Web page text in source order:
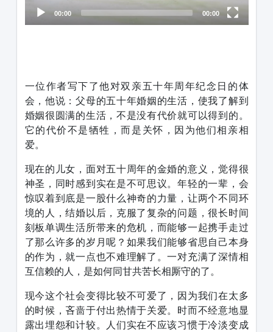
00:00 00:00
一位作者写下了他对双亲五十年周年纪念日的体
会，他说：父母的五十年婚姻的生活，使我了解到
婚姻很圆满的生活，不是没有代价就可以得到的。
它的代价不是牺牲，而是关怀，因为他们相亲相
爱。
现在的儿女，面对五十周年的金婚的意义，觉得很
神圣，同时感到实在是不可思议。年轻的一辈，会
惊叹着到底是一股什么神奇的力量，让两个不同环
境的人，结婚以后，克服了复杂的问题，很长时间
刻板单调生活所带来的危机，而能够一起携手走过
了那么许多的岁月呢？如果我们能够省思自己本身
的作为，就一点也不难理解了。一对充满了深情相
互信赖的人，是如何同甘共苦长相厮守的了。
现今这个社会变得比较不可爱了，因为我们在太多
的时候，吝啬于付出热情于关爱。时而不经意地显
露出埋怨和计较。人们实在不应该习惯于冷淡变成